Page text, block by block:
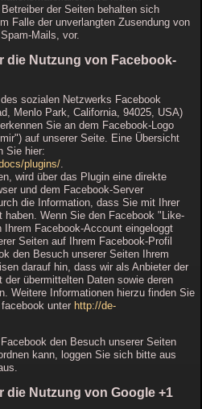
der Seiten behalten sich
Falle der unverlangten Zusendung von
Mails, vor.
die Nutzung von Facebook-
sozialen Netzwerks Facebook
Menlo Park, California, 94025, USA)
Sie an dem Facebook-Logo
auf unserer Seite. Eine Übersicht
Sie hier:
plugins/
wird über das Plugin eine direkte
und dem Facebook-Server
die Information, dass Sie mit Ihrer
haben. Wenn Sie den Facebook "Like-
Facebook-Account eingeloggt
Seiten auf Ihrem Facebook-Profil
den Besuch unserer Seiten Ihrem
darauf hin, dass wir als Anbieter der
übermittelten Daten sowie deren
Weitere Informationen hierzu finden Sie
unter http://de-
den Besuch unserer Seiten
kann, loggen Sie sich bitte aus
die Nutzung von Google +1